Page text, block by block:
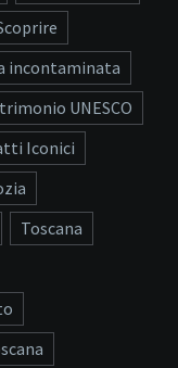
incontaminata
UNESCO
Iconici
Toscana